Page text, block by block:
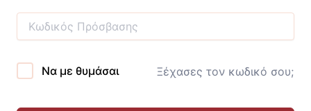
Να με θυμάσαι Ξέχασες τον κωδικό σου;